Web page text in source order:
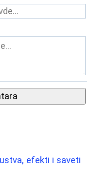
efekti i saveti